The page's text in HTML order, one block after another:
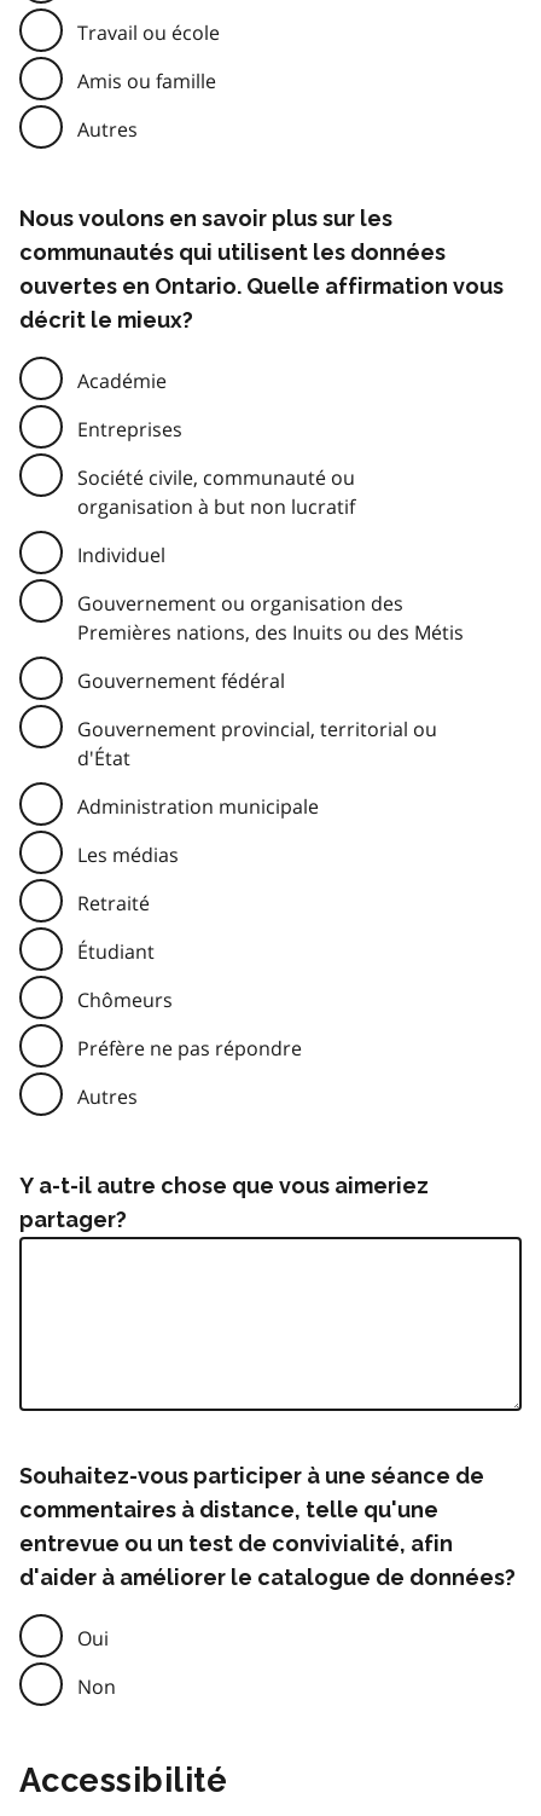
Travail ou école
Amis ou famille
Autres
Nous voulons en savoir plus sur les
communautés qui utilisent les données
ouvertes en Ontario. Quelle affirmation vous
décrit le mieux?
Académie
Entreprises
Société civile, communauté ou
organisation à but non lucratif
Individuel
Gouvernement ou organisation des
Premières nations, des Inuits ou des Métis
Gouvernement fédéral
Gouvernement provincial, territorial ou
d'État
Administration municipale
Les médias
Retraité
Étudiant
Chômeurs
Préfère ne pas répondre
Autres
Y a-t-il autre chose que vous aimeriez
partager?
Souhaitez-vous participer à une séance de
commentaires à distance, telle qu'une
entrevue ou un test de convivialité, afin
d'aider à améliorer le catalogue de données?
Oui
Non
Accessibilité